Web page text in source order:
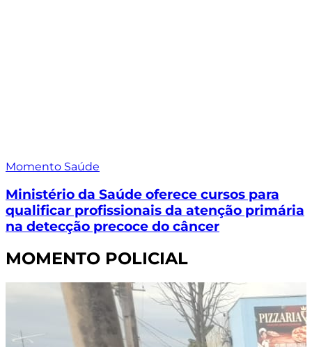
Momento Saúde
Ministério da Saúde oferece cursos para
qualificar profissionais da atenção primária
na detecção precoce do câncer
MOMENTO POLICIAL